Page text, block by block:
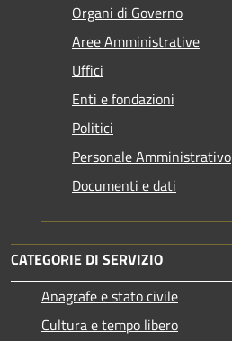
Organi di Governo
Aree Amministrative
Uffici
Enti e fondazioni
Politici
Personale Amministrativo
Documenti e dati
CATEGORIE DI SERVIZIO
Anagrafe e stato civile
Cultura e tempo libero